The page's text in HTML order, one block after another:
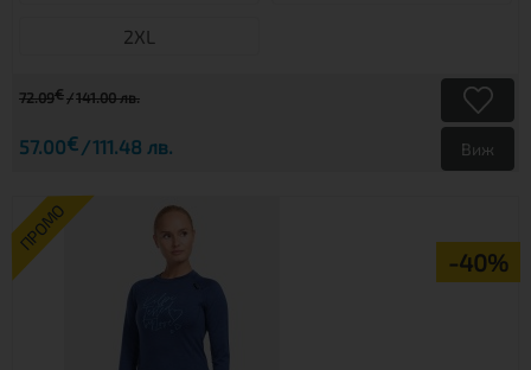
2XL
72.09€ 141.00 лв.
57.00€ 111.48 лв. Виж
ПРОМО
-40%